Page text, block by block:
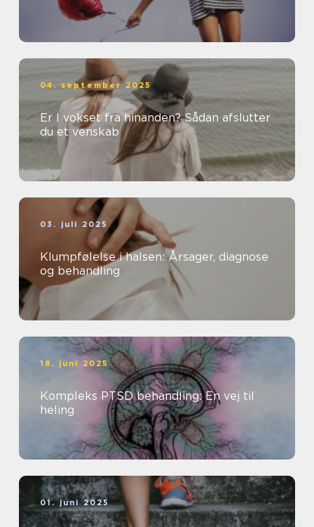
04. september 2025
Er I vokset fra hinanden? Sådan afslutter
du et venskab
03. juli 2025
Klumpfølelse i halsen: Årsager, diagnose
og behandling
18. juni 2025
Kompleks PTSD behandling: En vej til
heling
01. juni 2025